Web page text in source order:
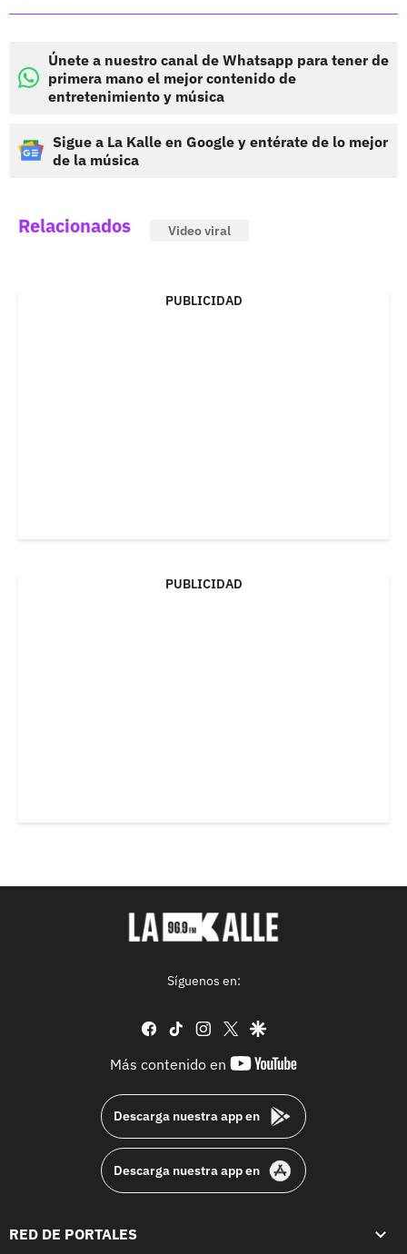
Únete a nuestro canal de Whatsapp para tener de
primera mano el mejor contenido de
entretenimiento y música
Sigue a La Kalle en Google y entérate de lo mejor
de la música
Relacionados Video viral
PUBLICIDAD
PUBLICIDAD
Síguenos en:
facebook
tiktok instagram
twittergoogle
Más contenido en
youtube-
Descarga nuestra app en
Descarga nuestra app en
RED DE PORTALES